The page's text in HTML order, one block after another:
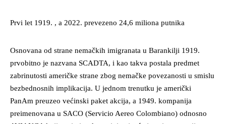
Prvi let 1919. , a 2022. prevezeno 24,6 miliona putnika
Osnovana od strane nemačkih imigranata u Barankilji 1919.
prvobitno je nazvana SCADTA, i kao takva postala predmet
zabrinutosti američke strane zbog nemačke povezanosti u smislu
bezbednosnih implikacija. U jednom trenutku je američki
PanAm preuzeo većinski paket akcija, a 1949. kompanija
preimenovana u SACO (Servicio Aereo Colombiano) odnosno